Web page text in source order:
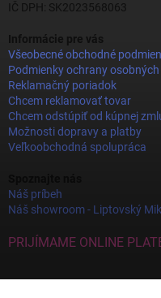
IČ DPH: SK2023568063
Informácie pre vás
Všeobecné obchodné
Podmienky ochrany
Reklamačný poriadok
Chcem reklamovať tovar
Chcem odstúpiť od kúpnej
Možnosti dopravy a platby
Veľkoobchodná spolupráca
Náš príbeh
Náš showroom - Liptovský
PRIJÍMAME ONLINE